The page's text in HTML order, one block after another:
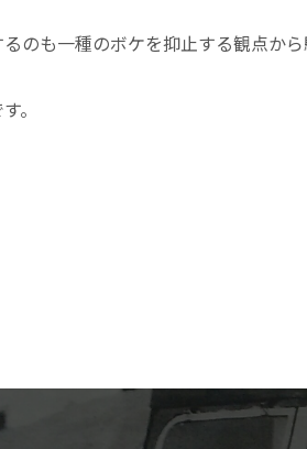
のも一種のボケを抑止する観点か
。